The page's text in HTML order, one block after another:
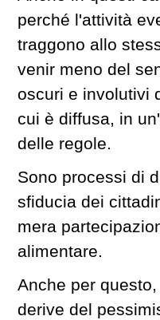
perché l'attività
traggono allo
venir meno del
oscuri e involutivi
cui è diffusa, in
delle regole.
Sono processi di
sfiducia dei
mera
alimentare.
Anche per
derive del